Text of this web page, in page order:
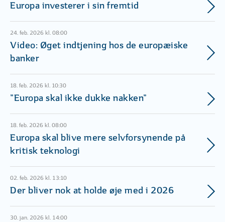
Europa investerer i sin fremtid
24. feb. 2026 kl. 08:00
Video: Øget indtjening hos de europæiske
banker
18. feb. 2026 kl. 10:30
”Europa skal ikke dukke nakken”
18. feb. 2026 kl. 08:00
Europa skal blive mere selvforsynende på
kritisk teknologi
02. feb. 2026 kl. 13:10
Der bliver nok at holde øje med i 2026
30. jan. 2026 kl. 14:00